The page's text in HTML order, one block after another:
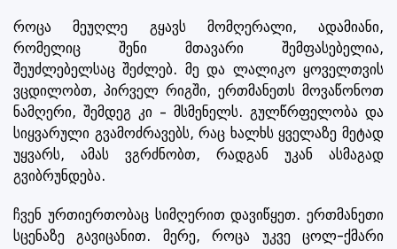
როცა მეუღლე გყავს მომღერალი, ადამიანი,
რომელიც შენი მთავარი შემფასებელია,
შეუძლებელსაც შეძლებ. მე და ლალიკო ყოველთვის
ვცდილობთ, პირველ რიგში, ერთმანეთს მოვაწონოთ
ნამღერი, შემდეგ კი – მსმენელს. გულწრფელობა და
სიყვარული გვამოძრავებს, რაც ხალხს ყველაზე მეტად
უყვარს, ამას ვგრძნობთ, რადგან უკან ასმაგად
გვიბრუნდება.
ჩვენ ურთიერთობაც სიმღერით დავიწყეთ. ერთმანეთი
სცენაზე გავიცანით. მერე, როცა უკვე ცოლ-ქმარი